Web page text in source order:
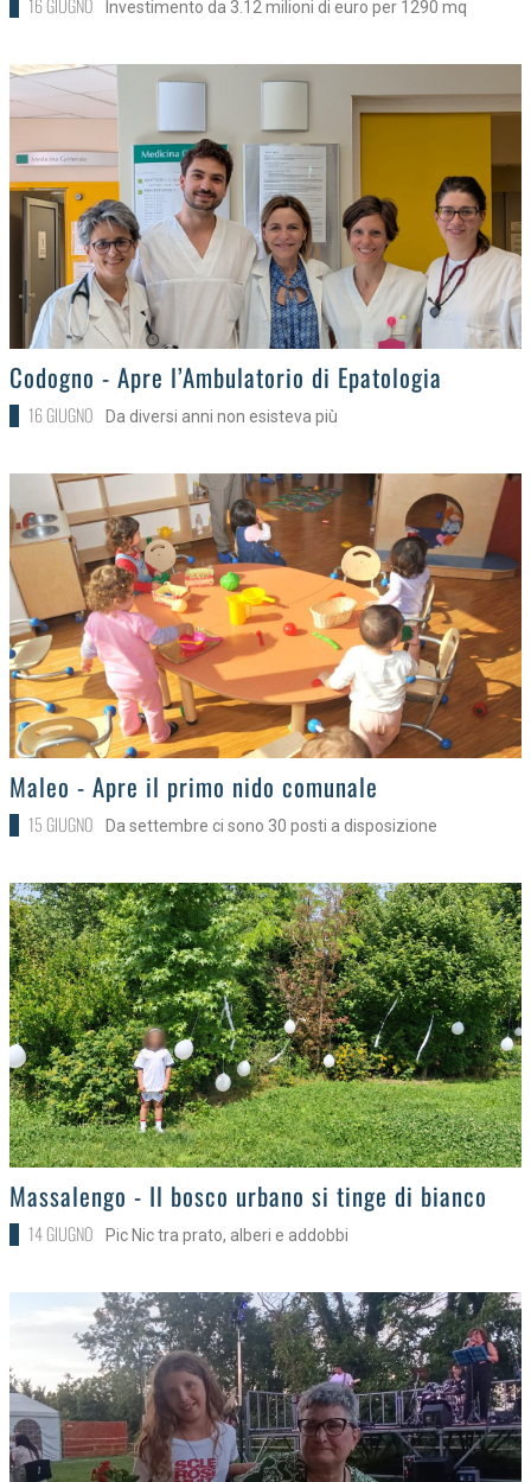
16 GIUGNO Investimento da 3.12 milioni di euro per 1290 mq
>
Codogno - Apre l’Ambulatorio di Epatologia
16 GIUGNO Da diversi anni non esisteva più
>Maleo - Apre il primo nido comunale
15 GIUGNO Da settembre ci sono 30 posti a disposizione
>Massalengo - Il bosco urbano si tinge di bianco
14 GIUGNO Pic Nic tra prato, alberi e addobbi